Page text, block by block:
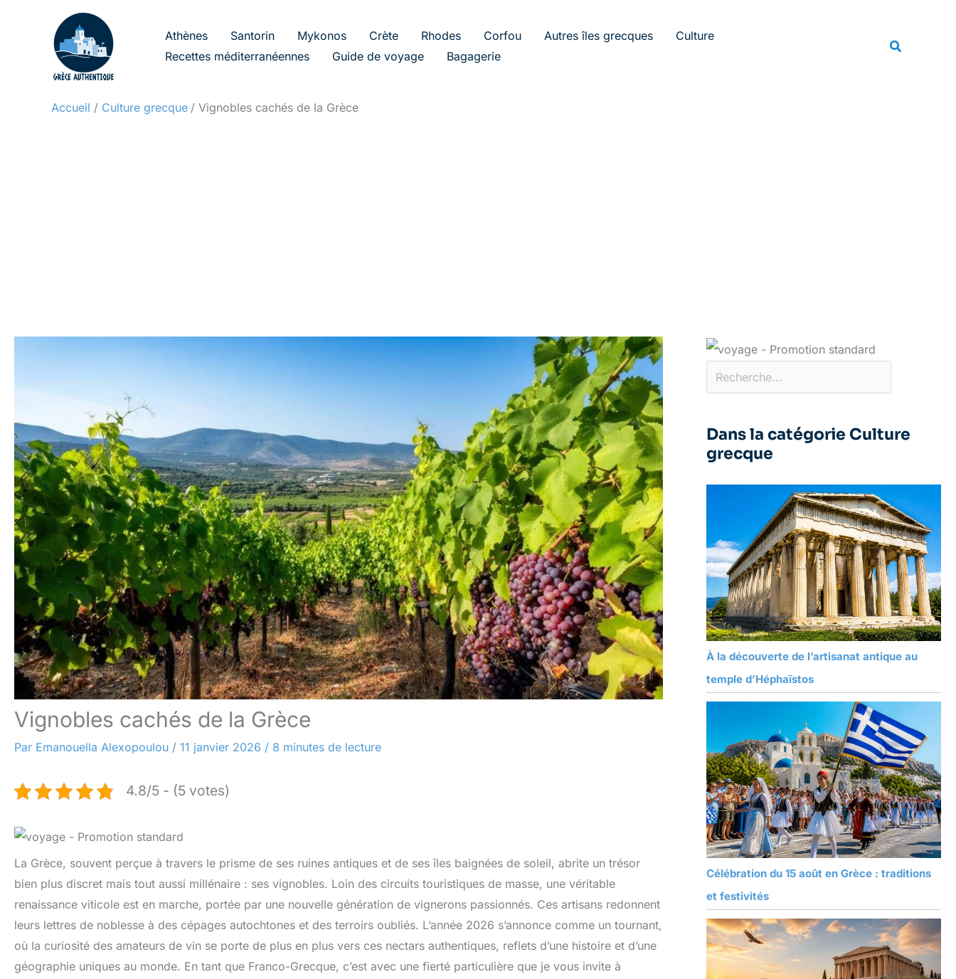
Athènes Santorin Mykonos Crète Rhodes Corfou Autres îles grecques
Culture
Recettes méditerranéennes
Guide de voyage Bagagerie
Accueil Culture grecque Vignobles cachés de la Grèce
Vignobles cachés de la Grèce
Par Emanouella Alexopoulou / 11 janvier 2026 / 8 minutes de lecture
4.8/5 - (5 votes)
La Grèce, souvent perçue à travers le prisme de ses ruines antiques et de ses îles baignées de soleil, abrite un trésor
bien plus discret mais tout aussi millénaire : ses vignobles. Loin des circuits touristiques de masse, une véritable
renaissance viticole est en marche, portée par une nouvelle génération de vignerons passionnés. Ces artisans redonnent
leurs lettres de noblesse à des cépages autochtones et des terroirs oubliés. L’année 2026 s’annonce comme un tournant,
où la curiosité des amateurs de vin se porte de plus en plus vers ces nectars authentiques, reflets d’une histoire et d’une
géographie uniques au monde. En tant que Franco-Grecque, c’est avec une fierté particulière que je vous invite à
Dans la catégorie Culture
grecque
À la découverte de l’artisanat antique au
temple d’Héphaïstos
Célébration du 15 août en Grèce : traditions
et festivités